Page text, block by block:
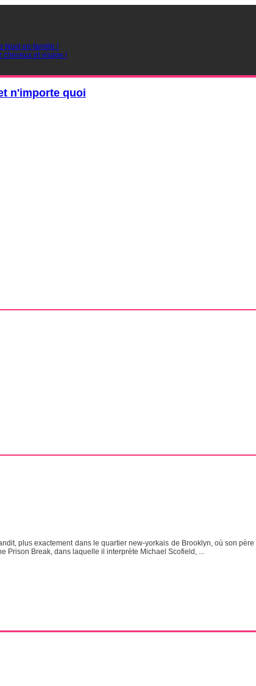
Noel en famille !
cheveux et visage !
n'importe quoi
plus exactement dans le quartier new-yorkais de Brooklyn, où son
Prison Break, dans laquelle il interprète Michael Scofield, ...